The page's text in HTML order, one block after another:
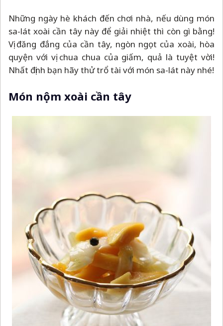
Những ngày hè khách đến chơi nhà, nếu dùng món
sa-lát xoài cần tây này để giải nhiệt thì còn gì bằng!
Vị đăng đắng của cần tây, ngòn ngọt của xoài, hòa
quyện với vị chua chua của giấm, quả là tuyệt vời!
Nhất định bạn hãy thử trổ tài với món sa-lát này nhé!
Món nộm xoài cần tây